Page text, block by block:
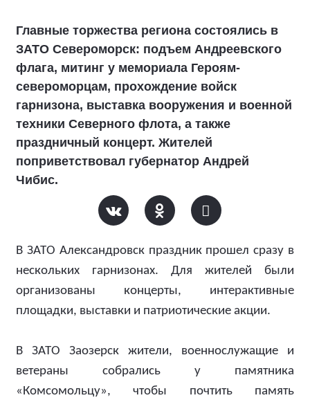
Главные торжества региона состоялись в
ЗАТО Североморск: подъем Андреевского
флага, митинг у мемориала Героям-
североморцам, прохождение войск
гарнизона, выставка вооружения и военной
техники Северного флота, а также
праздничный концерт. Жителей
поприветствовал губернатор Андрей
Чибис.
В ЗАТО Александровск праздник прошел сразу в
нескольких гарнизонах. Для жителей были
организованы концерты, интерактивные
площадки, выставки и патриотические акции.
В ЗАТО Заозерск жители, военнослужащие и
ветераны собрались у памятника
«Комсомольцу», чтобы почтить память